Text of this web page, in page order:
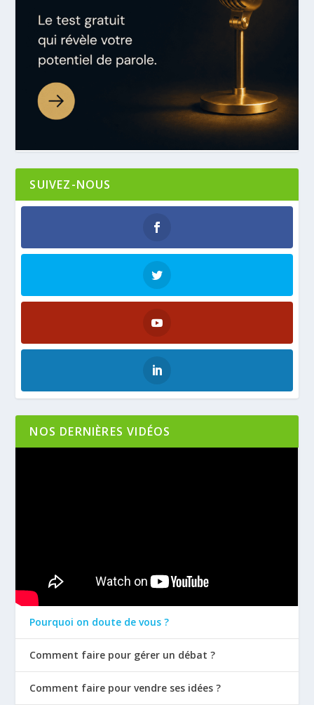
SUIVEZ-NOUS
NOS DERNIÈRES VIDÉOS
Pourquoi on doute de vous ?
Comment faire pour gérer un débat ?
Comment faire pour vendre ses idées ?